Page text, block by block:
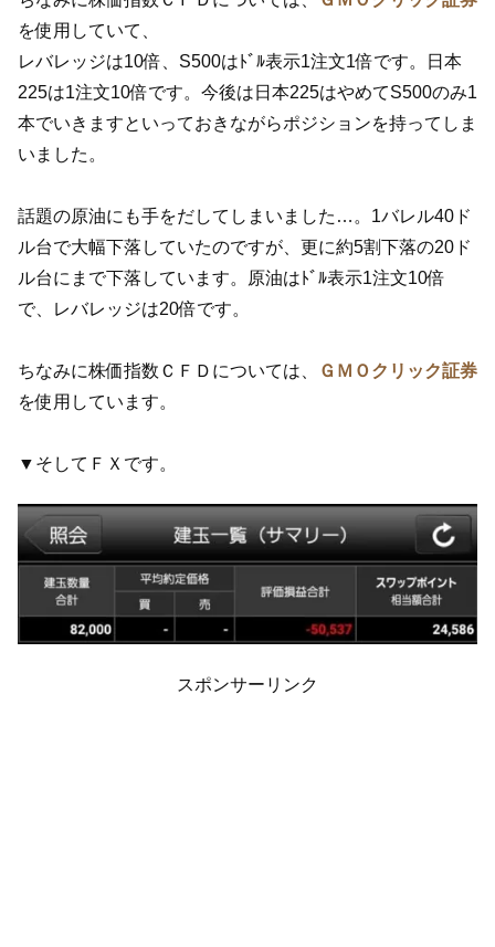
を使用していて、
レバレッジは10倍、S500はﾄﾞﾙ表示1注文1倍です。日本
225は1注文10倍です。今後は日本225はやめてS500のみ1
本でいきますといっておきながらポジションを持ってしま
いました。
話題の原油にも手をだしてしまいました…。1バレル40ド
ル台で大幅下落していたのですが、更に約5割下落の20ド
ル台にまで下落しています。原油はﾄﾞﾙ表示1注文10倍
で、レバレッジは20倍です。
ちなみに株価指数ＣＦＤについては、
ＧＭＯクリック証券
を使用しています。
▼そしてＦＸです。
スポンサーリンク